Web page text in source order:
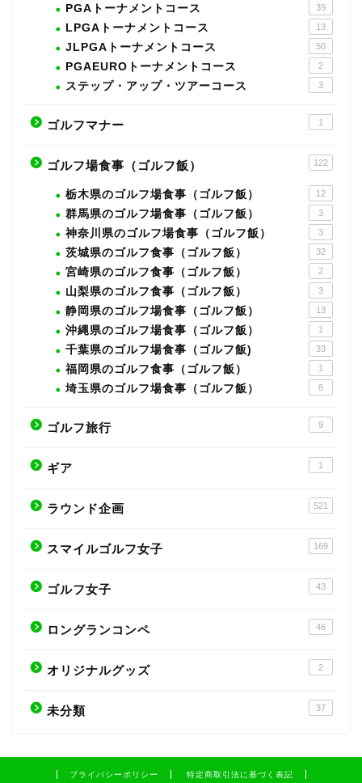
PGAトーナメントコース 39
LPGAトーナメントコース 13
JLPGAトーナメントコース 50
PGAEUROトーナメントコース 2
ステップ・アップ・ツアーコース 3
ゴルフマナー 1
ゴルフ場食事（ゴルフ飯） 122
栃木県のゴルフ場食事（ゴルフ飯） 12
群馬県のゴルフ場食事（ゴルフ飯） 3
神奈川県のゴルフ場食事（ゴルフ飯） 3
茨城県のゴルフ食事（ゴルフ飯） 32
宮崎県のゴルフ食事（ゴルフ飯） 2
山梨県のゴルフ食事（ゴルフ飯） 3
静岡県のゴルフ場食事（ゴルフ飯） 13
沖縄県のゴルフ場食事（ゴルフ飯） 1
千葉県のゴルフ場食事（ゴルフ飯) 33
福岡県のゴルフ食事（ゴルフ飯） 1
埼玉県のゴルフ場食事（ゴルフ飯） 8
ゴルフ旅行 9
ギア 1
ラウンド企画 521
スマイルゴルフ女子 169
ゴルフ女子 43
ロングランコンペ 46
オリジナルグッズ 2
未分類 37
プライバシーポリシー 特定商取引法に基づく表記